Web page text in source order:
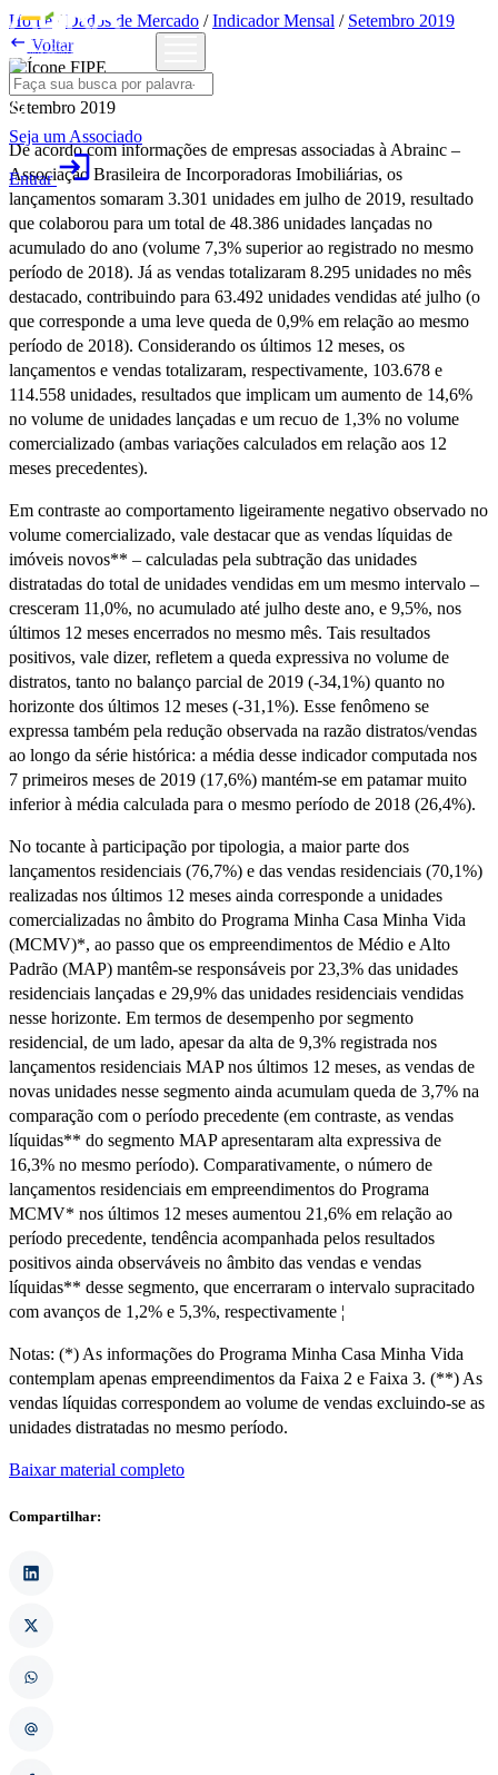
Seja um Associado
Entrarlogin
Home/Dados de Mercado /Indicador Mensal / Setembro 2019
 Voltar
Setembro 2019
De acordo com informações de empresas associadas à Abrainc –
Associação Brasileira de Incorporadoras Imobiliárias, os
lançamentos somaram 3.301 unidades em julho de 2019, resultado
que colaborou para um total de 48.386 unidades lançadas no
acumulado do ano (volume 7,3% superior ao registrado no mesmo
período de 2018). Já as vendas totalizaram 8.295 unidades no mês
destacado, contribuindo para 63.492 unidades vendidas até julho (o
que corresponde a uma leve queda de 0,9% em relação ao mesmo
período de 2018). Considerando os últimos 12 meses, os
lançamentos e vendas totalizaram, respectivamente, 103.678 e
114.558 unidades, resultados que implicam um aumento de 14,6%
no volume de unidades lançadas e um recuo de 1,3% no volume
comercializado (ambas variações calculados em relação aos 12
meses precedentes).
Em contraste ao comportamento ligeiramente negativo observado no
volume comercializado, vale destacar que as vendas líquidas de
imóveis novos** – calculadas pela subtração das unidades
distratadas do total de unidades vendidas em um mesmo intervalo –
cresceram 11,0%, no acumulado até julho deste ano, e 9,5%, nos
últimos 12 meses encerrados no mesmo mês. Tais resultados
positivos, vale dizer, refletem a queda expressiva no volume de
distratos, tanto no balanço parcial de 2019 (-34,1%) quanto no
horizonte dos últimos 12 meses (-31,1%). Esse fenômeno se
expressa também pela redução observada na razão distratos/vendas
ao longo da série histórica: a média desse indicador computada nos
7 primeiros meses de 2019 (17,6%) mantém-se em patamar muito
inferior à média calculada para o mesmo período de 2018 (26,4%).
No tocante à participação por tipologia, a maior parte dos
lançamentos residenciais (76,7%) e das vendas residenciais (70,1%)
realizadas nos últimos 12 meses ainda corresponde a unidades
comercializadas no âmbito do Programa Minha Casa Minha Vida
(MCMV)*, ao passo que os empreendimentos de Médio e Alto
Padrão (MAP) mantêm-se responsáveis por 23,3% das unidades
residenciais lançadas e 29,9% das unidades residenciais vendidas
nesse horizonte. Em termos de desempenho por segmento
residencial, de um lado, apesar da alta de 9,3% registrada nos
lançamentos residenciais MAP nos últimos 12 meses, as vendas de
novas unidades nesse segmento ainda acumulam queda de 3,7% na
comparação com o período precedente (em contraste, as vendas
líquidas** do segmento MAP apresentaram alta expressiva de
16,3% no mesmo período). Comparativamente, o número de
lançamentos residenciais em empreendimentos do Programa
MCMV* nos últimos 12 meses aumentou 21,6% em relação ao
período precedente, tendência acompanhada pelos resultados
positivos ainda observáveis no âmbito das vendas e vendas
líquidas** desse segmento, que encerraram o intervalo supracitado
com avanços de 1,2% e 5,3%, respectivamente ¦
Notas: (*) As informações do Programa Minha Casa Minha Vida
contemplam apenas empreendimentos da Faixa 2 e Faixa 3. (**) As
vendas líquidas correspondem ao volume de vendas excluindo-se as
unidades distratadas no mesmo período.
Baixar material completo
Compartilhar: